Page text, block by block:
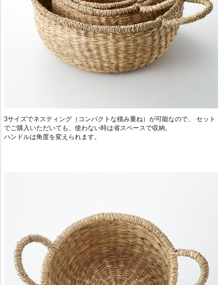
3サイズでネスティング（コンパクトな積み重ね）が可能なので、 セット
でご購入いただいても、使わない時は省スペースで収納。
ハンドルは角度を変えられます。